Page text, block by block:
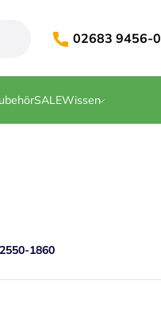
02683 9456-0
SALEWissen
1860